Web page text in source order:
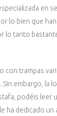
en
lo bien que
lo tanto
trampas
embargo,
podéis leer
le ha dedicado